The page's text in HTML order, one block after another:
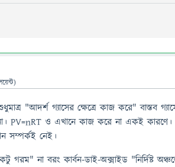
"আদর্শ গ্যাসের ক্ষেত্রে কাজ করে" বাস্তব
না। PV=nRT ও এখানে কাজ করে না একই
সম্পর্কই নেই।
না বরং কার্বন-ডাই-অক্সাইড "নির্দিষ্ট